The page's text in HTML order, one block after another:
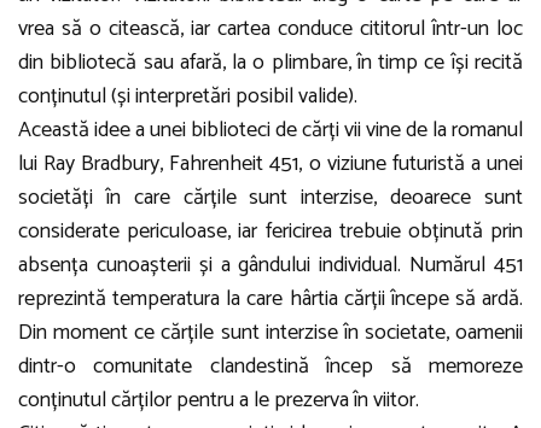
vrea să o citească, iar cartea conduce cititorul într-un loc
din bibliotecă sau afară, la o plimbare, în timp ce își recită
conținutul (și interpretări posibil valide).
Această idee a unei biblioteci de cărți vii vine de la romanul
lui Ray Bradbury, Fahrenheit 451, o viziune futuristă a unei
societăți în care cărțile sunt interzise, deoarece sunt
considerate periculoase, iar fericirea trebuie obținută prin
absența cunoașterii și a gândului individual. Numărul 451
reprezintă temperatura la care hârtia cărții începe să ardă.
Din moment ce cărțile sunt interzise în societate, oamenii
dintr-o comunitate clandestină încep să memoreze
conținutul cărților pentru a le prezerva în viitor.